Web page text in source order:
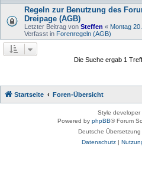
Regeln zur Benutzung des
Dreipage (AGB)
Letzter Beitrag von Steffen « Montag
Verfasst in Forenregeln (AGB)
Die Suche ergab 1
Startseite Foren-Übersicht
Style developer
Powered by phpBB® Forum
Deutsche Übersetzung
Datenschutz|